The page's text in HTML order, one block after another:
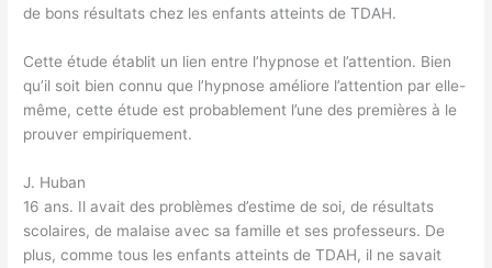
de bons résultats chez les enfants atteints de TDAH.
Cette étude établit un lien entre l’hypnose et l’attention. Bien
qu’il soit bien connu que l’hypnose améliore l’attention par elle-
même, cette étude est probablement l’une des premières à le
prouver empiriquement.
J. Huban
16 ans. Il avait des problèmes d’estime de soi, de résultats
scolaires, de malaise avec sa famille et ses professeurs. De
plus, comme tous les enfants atteints de TDAH, il ne savait